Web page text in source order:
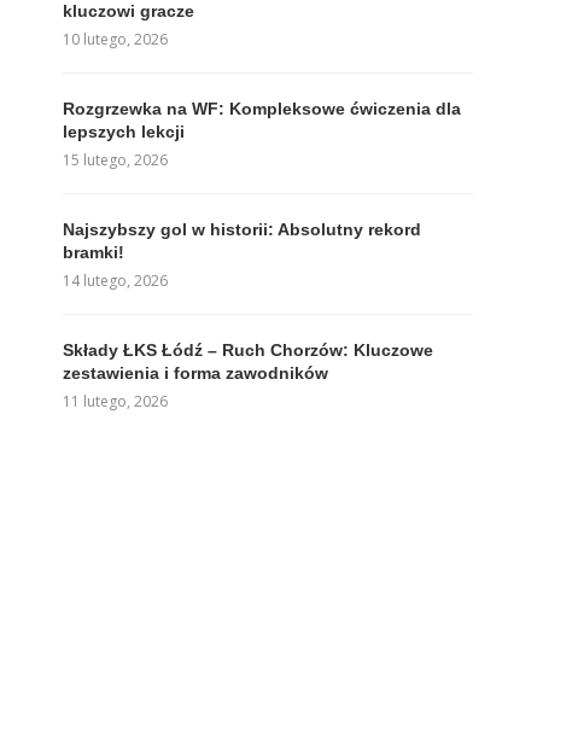
kluczowi gracze
10 lutego, 2026
Rozgrzewka na WF: Kompleksowe ćwiczenia dla
lepszych lekcji
15 lutego, 2026
Najszybszy gol w historii: Absolutny rekord
bramki!
14 lutego, 2026
Składy ŁKS Łódź – Ruch Chorzów: Kluczowe
zestawienia i forma zawodników
11 lutego, 2026